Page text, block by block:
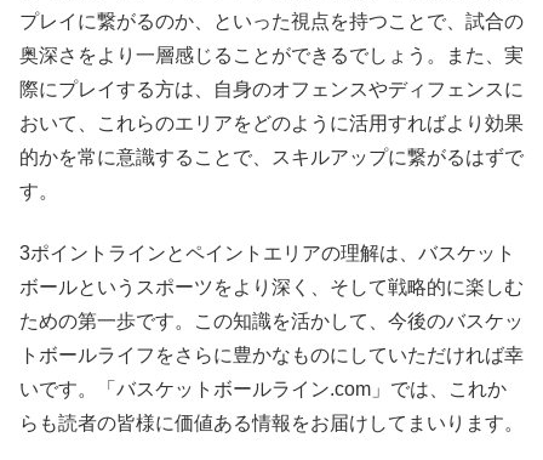
プレイに繋がるのか、といった視点を持つことで、試合の
奥深さをより一層感じることができるでしょう。また、実
際にプレイする方は、自身のオフェンスやディフェンスに
おいて、これらのエリアをどのように活用すればより効果
的かを常に意識することで、スキルアップに繋がるはずで
す。
3ポイントラインとペイントエリアの理解は、バスケット
ボールというスポーツをより深く、そして戦略的に楽しむ
ための第一歩です。この知識を活かして、今後のバスケッ
トボールライフをさらに豊かなものにしていただければ幸
いです。「バスケットボールライン.com」では、これか
らも読者の皆様に価値ある情報をお届けしてまいります。